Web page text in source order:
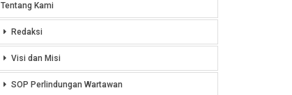
Tentang Kami
Redaksi
Visi dan Misi
SOP Perlindungan Wartawan